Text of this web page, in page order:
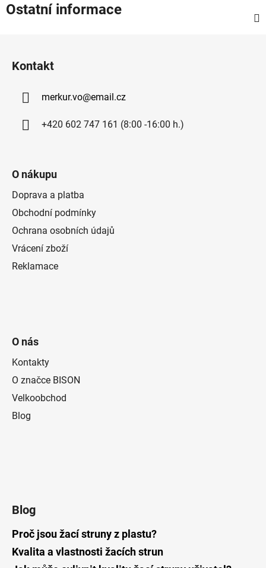
Ostatní informace
Kontakt
merkur.vo@email.cz
+420 602 747 161 (8:00 -16:00 h.)
O nákupu
Doprava a platba
Obchodní podmínky
Ochrana osobních údajů
Vrácení zboží
Reklamace
O nás
Kontakty
O značce BISON
Velkoobchod
Blog
Blog
Proč jsou žací struny z plastu?
Kvalita a vlastnosti žacích strun